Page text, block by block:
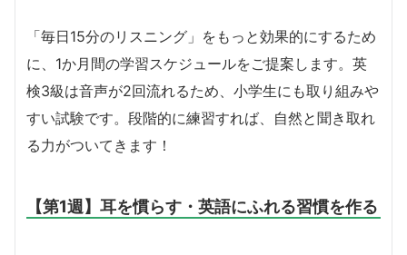
「毎日15分のリスニング」をもっと効果的にするため
に、1か月間の学習スケジュールをご提案します。英
検3級は音声が2回流れるため、小学生にも取り組みや
すい試験です。段階的に練習すれば、自然と聞き取れ
る力がついてきます！
【第1週】耳を慣らす・英語にふれる習慣を作る